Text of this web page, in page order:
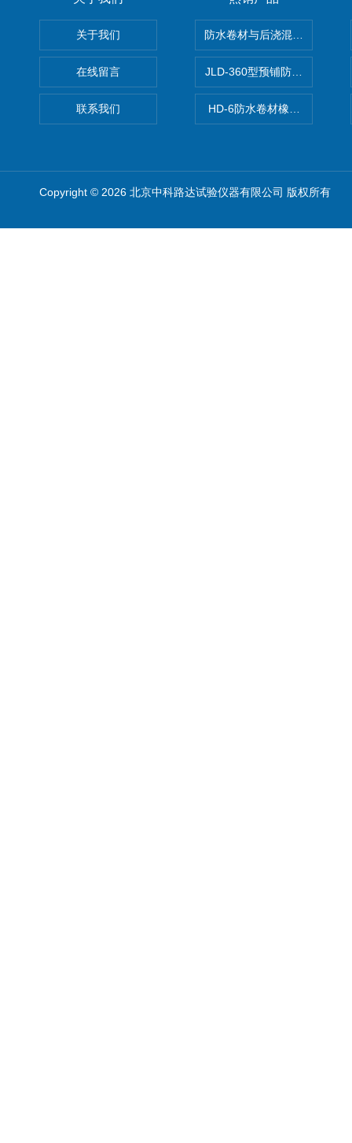
关于我们
在线留言
联系我们
防水卷材与后浇混凝土剥离强
JLD-360型预铺防水卷材抗冲
HD-6防水卷材橡胶测厚仪
Copyright © 2026 北京中科路达试验仪器有限公司 版权所有